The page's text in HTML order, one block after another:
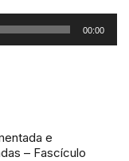
00:00
e
– Fascículo